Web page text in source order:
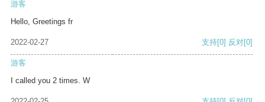
游客
Hello, Greetings fr
2022-02-27 支持[0] 反对[0]
游客
I called you 2 times. W